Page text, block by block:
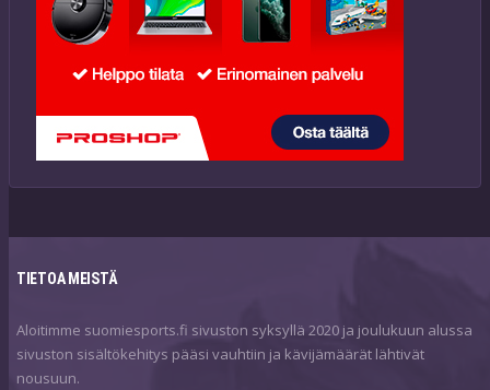
TIETOA MEISTÄ
Aloitimme suomiesports.fi sivuston syksyllä 2020 ja joulukuun alussa
sivuston sisältökehitys pääsi vauhtiin ja kävijämäärät lähtivät
nousuun.